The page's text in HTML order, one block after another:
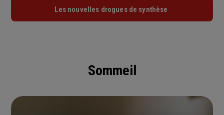
Les nouvelles drogues de synthèse
Sommeil